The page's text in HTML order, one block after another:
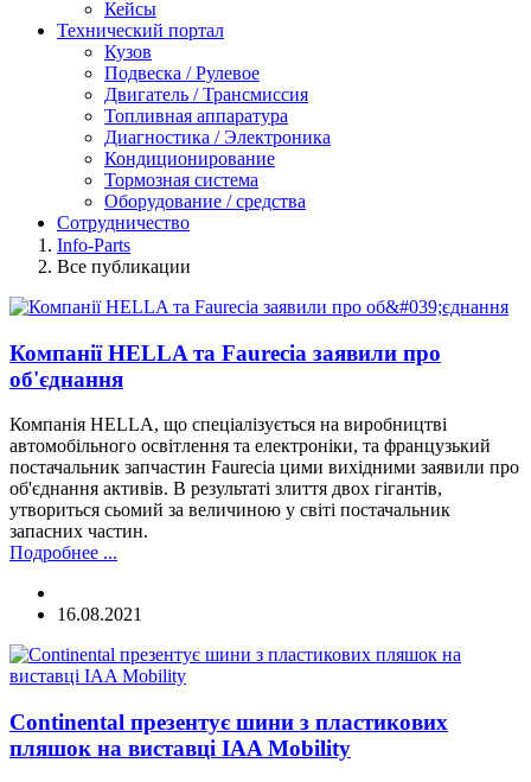
Кейсы
Технический портал
Кузов
Подвеска / Рулевое
Двигатель / Трансмиссия
Топливная аппаратура
Диагностика / Электроника
Кондиционирование
Тормозная система
Оборудование / средства
Сотрудничество
Info-Parts
Все публикации
Компанії HELLA та Faurecia заявили про
об'єднання
Компанія HELLA, що спеціалізується на виробництві
автомобільного освітлення та електроніки, та французький
постачальник запчастин Faurecia цими вихідними заявили про
об'єднання активів. В результаті злиття двох гігантів,
утвориться сьомий за величиною у світі постачальник
запасних частин.
Подробнее ...
16.08.2021
Continental презентує шини з пластикових
пляшок на виставці IAA Mobility